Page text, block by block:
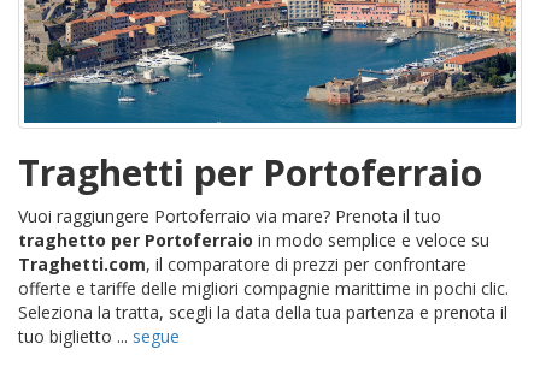
Traghetti per Portoferraio
Vuoi raggiungere Portoferraio via mare? Prenota il tuo
traghetto per Portoferraio in modo semplice e veloce su
Traghetti.com, il comparatore di prezzi per confrontare
offerte e tariffe delle migliori compagnie marittime in pochi clic.
Seleziona la tratta, scegli la data della tua partenza e prenota il
tuo biglietto ... segue